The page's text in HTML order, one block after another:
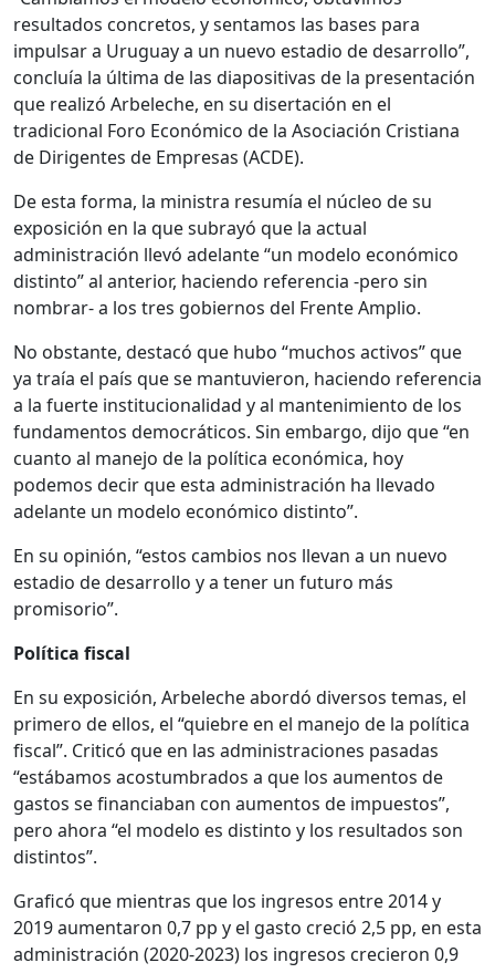
resultados concretos, y sentamos las bases para
impulsar a Uruguay a un nuevo estadio de desarrollo”,
concluía la última de las diapositivas de la presentación
que realizó Arbeleche, en su disertación en el
tradicional Foro Económico de la Asociación Cristiana
de Dirigentes de Empresas (ACDE).
De esta forma, la ministra resumía el núcleo de su
exposición en la que subrayó que la actual
administración llevó adelante “un modelo económico
distinto” al anterior, haciendo referencia -pero sin
nombrar- a los tres gobiernos del Frente Amplio.
No obstante, destacó que hubo “muchos activos” que
ya traía el país que se mantuvieron, haciendo referencia
a la fuerte institucionalidad y al mantenimiento de los
fundamentos democráticos. Sin embargo, dijo que “en
cuanto al manejo de la política económica, hoy
podemos decir que esta administración ha llevado
adelante un modelo económico distinto”.
En su opinión, “estos cambios nos llevan a un nuevo
estadio de desarrollo y a tener un futuro más
promisorio”.
Política fiscal
En su exposición, Arbeleche abordó diversos temas, el
primero de ellos, el “quiebre en el manejo de la política
fiscal”. Criticó que en las administraciones pasadas
“estábamos acostumbrados a que los aumentos de
gastos se financiaban con aumentos de impuestos”,
pero ahora “el modelo es distinto y los resultados son
distintos”.
Graficó que mientras que los ingresos entre 2014 y
2019 aumentaron 0,7 pp y el gasto creció 2,5 pp, en esta
administración (2020-2023) los ingresos crecieron 0,9